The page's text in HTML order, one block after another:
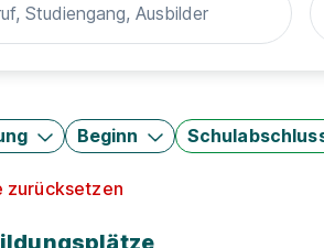
Beginn
zurücksetzen